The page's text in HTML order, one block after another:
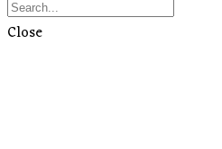
Close